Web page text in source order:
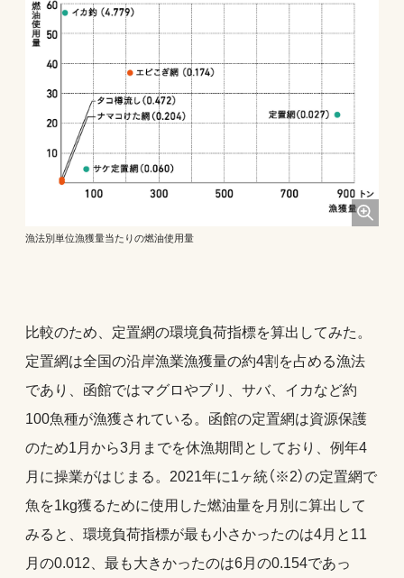
漁法別単位漁獲量当たりの燃油使用量
比較のため、定置網の環境負荷指標を算出してみた。
定置網は全国の沿岸漁業漁獲量の約4割を占める漁法
であり、函館ではマグロやブリ、サバ、イカなど約
100魚種が漁獲されている。函館の定置網は資源保護
のため1月から3月までを休漁期間としており、例年4
月に操業がはじまる。2021年に1ヶ統（※2）の定置網で
魚を1kg獲るために使用した燃油量を月別に算出して
みると、環境負荷指標が最も小さかったのは4月と11
月の0.012、最も大きかったのは6月の0.154であっ